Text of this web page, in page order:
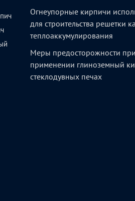
Огнеупорные кирпичи
для строительства решетки
теплоаккумулирования
Меры предосторожности
применении глиноземный
стеклодувных печах